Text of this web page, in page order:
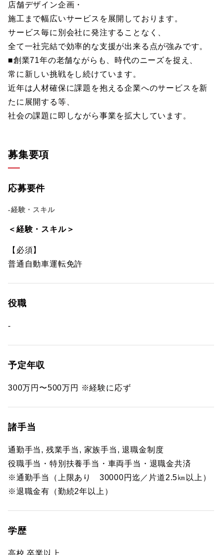
店舗デザイン企画・
施工まで幅広いサービスを展開しております。
サービス毎に別会社に発注することなく、
全て一社完結で効率的な支援が出来る点が強みです。
■創業71年の老舗ながらも、時代のニーズを捉え、
常に新しい挑戦をし続けています。
近年は人材確保に課題を抱える企業へのサービスを新
たに展開する等、
社会の課題に即しながら事業を拡大しています。
募集要項
応募要件
-経験・スキル
＜経験・スキル＞
【必須】
普通自動車運転免許
役職
-
予定年収
300万円〜500万円 ※経験に応ず
諸手当
通勤手当, 残業手当, 家族手当, 退職金制度
役職手当・特別扶養手当・車両手当・退職金共済
※通勤手当（上限あり 30000円迄／片道2.5㎞以上）
※退職金有（勤続2年以上）
学歴
高校 卒業以上